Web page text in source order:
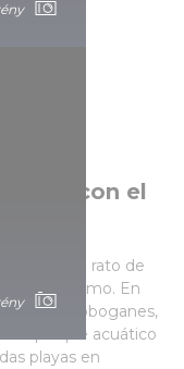
con el
pasar un rato de
el ciclismo. En
en los toboganes,
del parque acuático
playas en